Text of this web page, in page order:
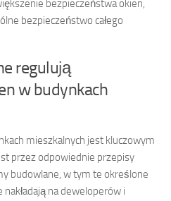
bezpieczeństwa okien,
bezpieczeństwo całego
regulują
w budynkach
mieszkalnych jest kluczowym
przez odpowiednie przepisy
budowlane, w tym te określone
nakładają na deweloperów i